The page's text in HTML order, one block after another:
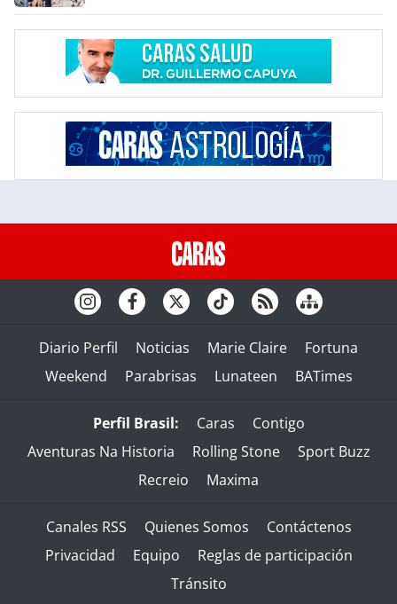
Diario Perfil Noticias Marie Claire
Fortuna
Weekend
Parabrisas Lunateen BATimes
Perfil Brasil: Caras
Contigo
Aventuras Na Historia
Rolling Stone
Sport Buzz
Recreio
Maxima
Canales RSS Quienes Somos
Contáctenos
Privacidad
Equipo
Reglas de participación
Tránsito